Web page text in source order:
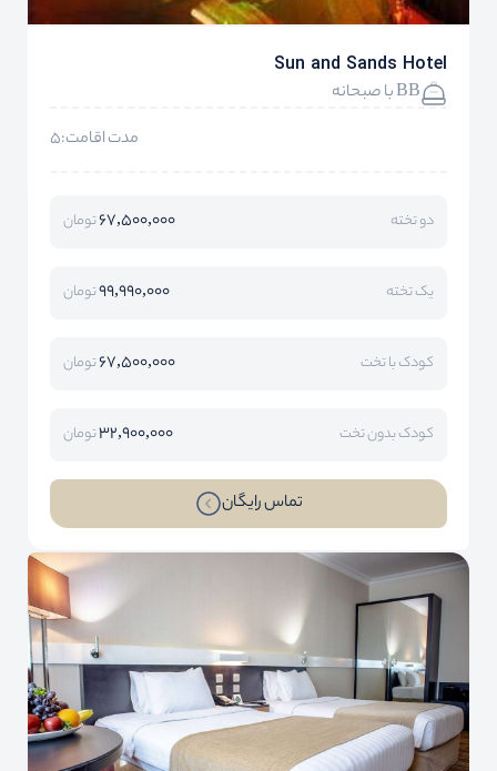
Sun and Sands Hotel
BB با صبحانه
مدت اقامت:5
دو تخته 67,500,000تومان
یک تخته 99,990,000تومان
کودک با تخت 67,500,000تومان
کودک بدون تخت 32,900,000تومان
تماس رایگان